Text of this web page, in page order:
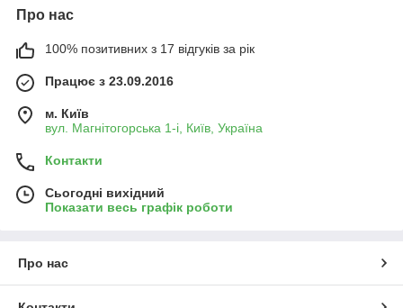
Про нас
100% позитивних з 17 відгуків за рік
Працює з 23.09.2016
м. Київ
вул. Магнітогорська 1-і, Київ, Україна
Контакти
Сьогодні вихідний
Показати весь графік роботи
Про нас